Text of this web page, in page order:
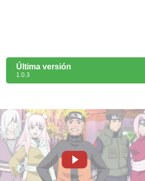
Última versión
1.0.3